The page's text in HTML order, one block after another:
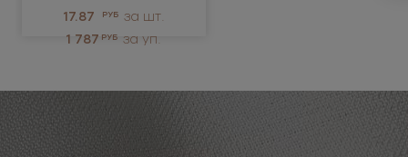
17.87 РУБ за шт.
1 787 РУБ за уп.